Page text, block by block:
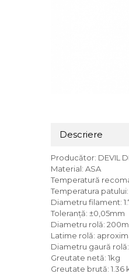
Descriere
Producător: DEVIL
Material: ASA
Temperatură
Temperatura
Diametru filament:
Toleranță: ±0,05mm
Diametru rolă:
Latime rolă:
Diametru gaură
Greutate netă: 1kg
Greutate brută: 1.36